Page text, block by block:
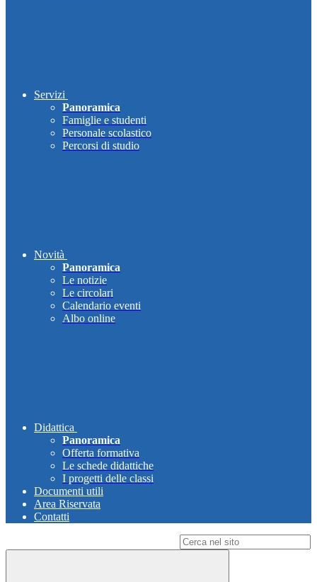
Servizi
Panoramica
Famiglie e studenti
Personale scolastico
Percorsi di studio
Novità
Panoramica
Le notizie
Le circolari
Calendario eventi
Albo online
Didattica
Panoramica
Offerta formativa
Le schede didattiche
I progetti delle classi
Documenti utili
Area Riservata
Contatti